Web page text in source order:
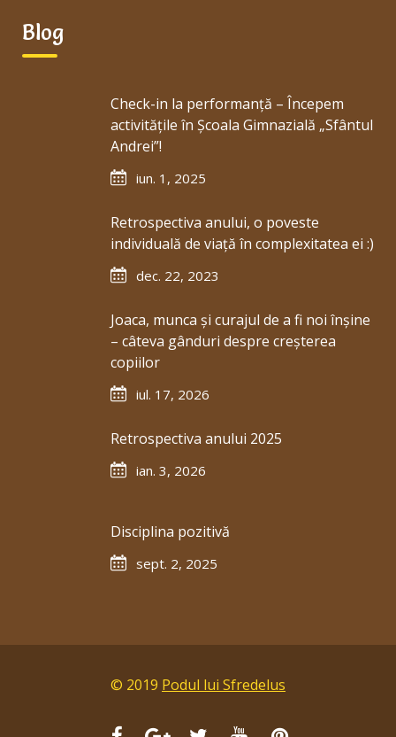
Blog
Check-in la performanță – Începem
activitățile în Școala Gimnazială „Sfântul
Andrei”!
iun. 1, 2025
Retrospectiva anului, o poveste
individuală de viață în complexitatea ei :)
dec. 22, 2023
Joaca, munca și curajul de a fi noi înșine
– câteva gânduri despre creșterea
copiilor
iul. 17, 2026
Retrospectiva anului 2025
ian. 3, 2026
Disciplina pozitivă
sept. 2, 2025
© 2019 Podul lui Sfredelus